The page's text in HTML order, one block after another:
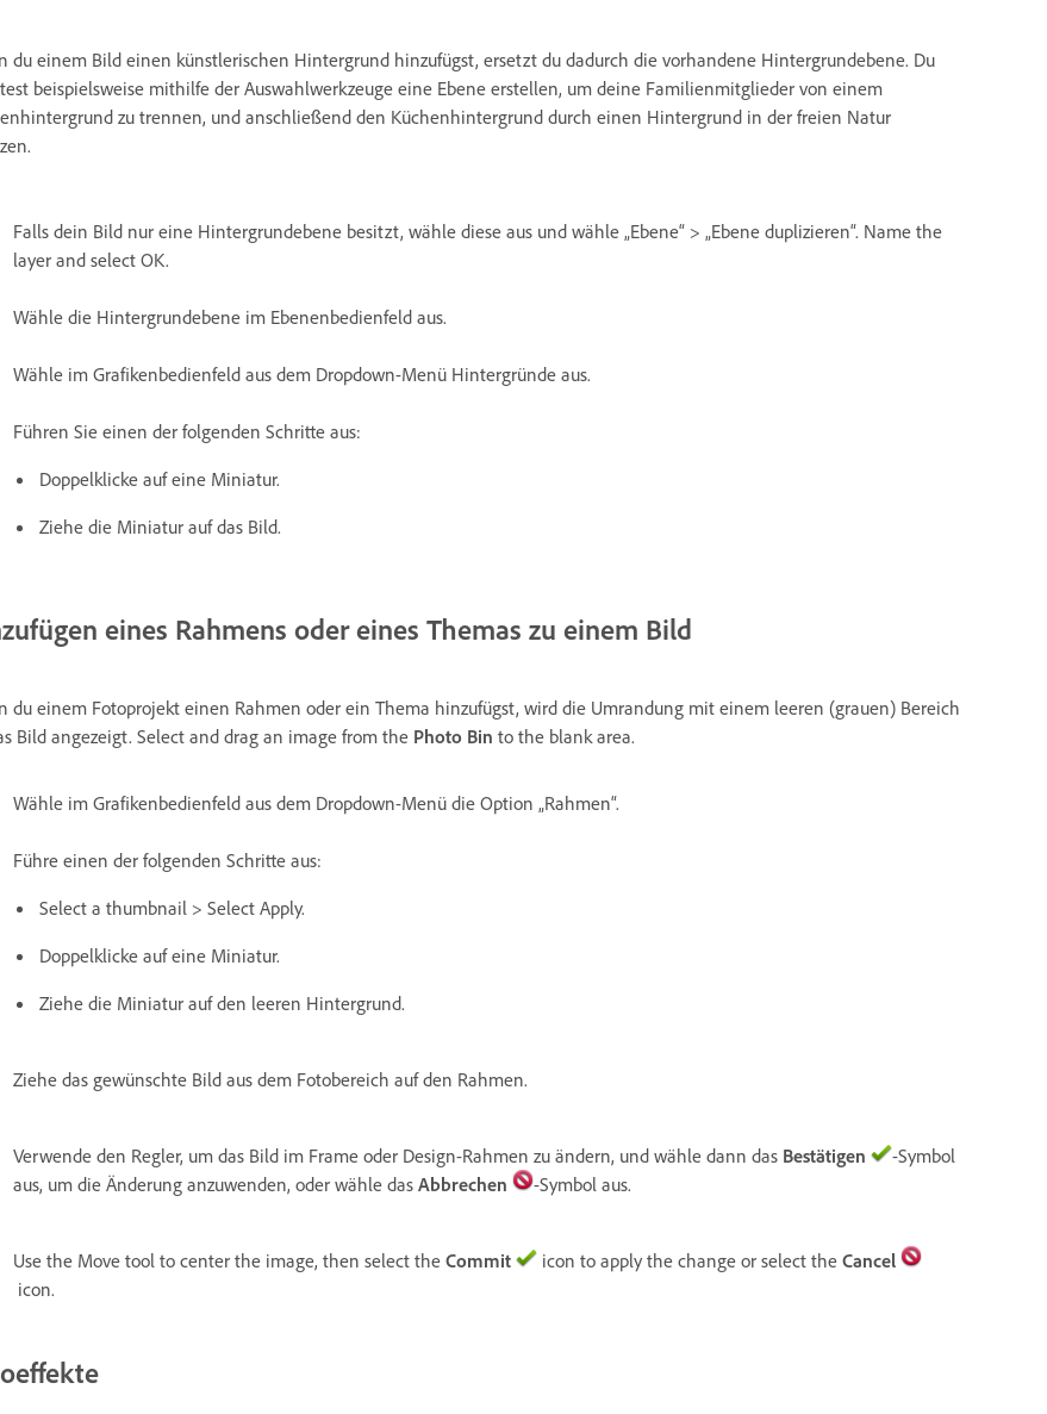
du einem Bild einen künstlerischen Hintergrund hinzufügst, ersetzt du dadurch die vorhandene Hintergrundebene. Du
beispielsweise mithilfe der Auswahlwerkzeuge eine Ebene erstellen, um deine Familienmitglieder von einem
zu trennen, und anschließend den Küchenhintergrund durch einen Hintergrund in der freien Natur
Falls dein Bild nur eine Hintergrundebene besitzt, wähle diese aus und wähle „Ebene“ > „Ebene duplizieren“. Name the
layer and select OK.
Wähle die Hintergrundebene im Ebenenbedienfeld aus.
Wähle im Grafikenbedienfeld aus dem Dropdown-Menü Hintergründe aus.
Führen Sie einen der folgenden Schritte aus:
Doppelklicke auf eine Miniatur.
Ziehe die Miniatur auf das Bild.
eines Rahmens oder eines Themas zu einem Bild
du einem Fotoprojekt einen Rahmen oder ein Thema hinzufügst, wird die Umrandung mit einem leeren (grauen) Bereich
Bild angezeigt. Select and drag an image from the Photo Bin to the blank area.
Wähle im Grafikenbedienfeld aus dem Dropdown-Menü die Option „Rahmen“.
Führe einen der folgenden Schritte aus:
Select a thumbnail > Select Apply.
Doppelklicke auf eine Miniatur.
Ziehe die Miniatur auf den leeren Hintergrund.
Ziehe das gewünschte Bild aus dem Fotobereich auf den Rahmen.
Verwende den Regler, um das Bild im Frame oder Design-Rahmen zu ändern, und wähle dann das Bestätigen
-Symbol
aus, um die Änderung anzuwenden, oder wähle das Abbrechen -Symbol aus.
Use the Move tool to center the image, then select the Commit icon to apply the change or select the Cancel
icon.